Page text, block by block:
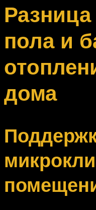
Меню
Разница
пола и
дома